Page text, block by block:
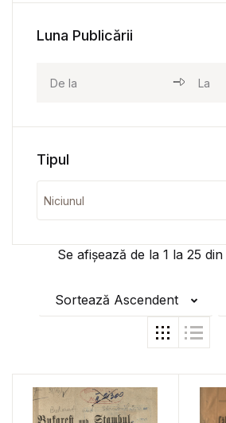
Se afișează de la 1 la 25 din
Sortează Ascendent
Luna Publicării
Tipul